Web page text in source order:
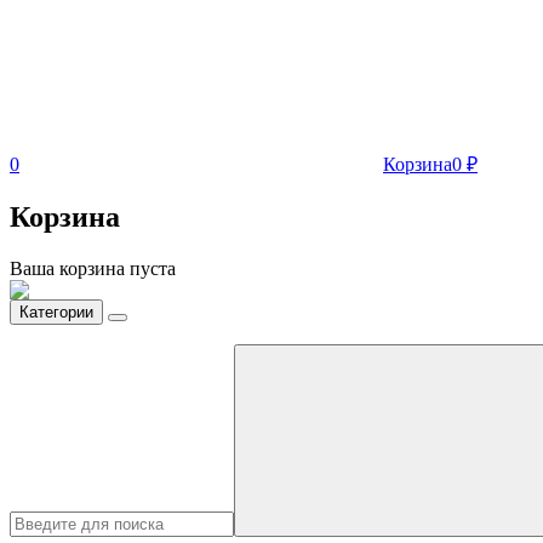
0 Корзина0 ₽
Корзина
Ваша корзина пуста
Категории